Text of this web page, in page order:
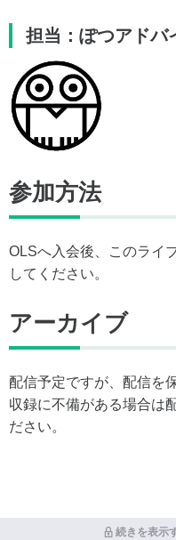
担当：ぽつアドバ
参加方法
OLSへ入会後、このライ
してください。
アーカイブ
配信予定ですが、配信を
収録に不備がある場合は
ださい。
続きを表示